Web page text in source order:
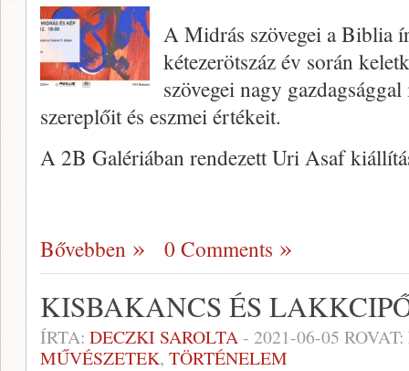
A Midrás szövegei a Biblia
kétezerötszáz év során
szövegei nagy
szereplőit és eszmei értékeit.
A 2B Galériában rendezett Uri Asaf
Bővebben 0 Comments
KISBAKANCS ÉS
ÍRTA: DECZKI SAROLTA- 2021-06-05 ROVAT:
MŰVÉSZETEK, TÖRTÉNELEM